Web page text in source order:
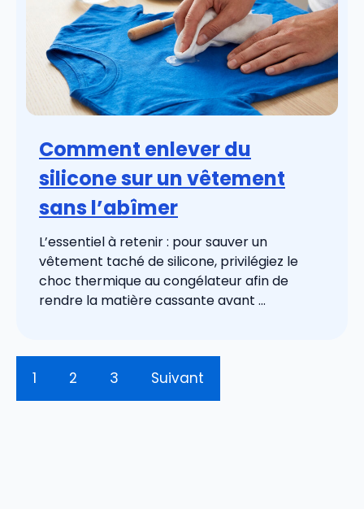
Comment enlever du
silicone sur un vêtement
sans l’abîmer
L’essentiel à retenir : pour sauver un
vêtement taché de silicone, privilégiez le
choc thermique au congélateur afin de
rendre la matière cassante avant ...
1 2 3 Suivant